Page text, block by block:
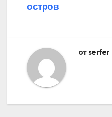
остров
от serfer